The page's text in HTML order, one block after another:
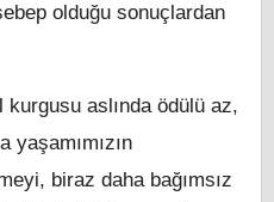
olduğu sonuçlardan
kurgusu aslında ödülü az,
yaşamımızın
biraz daha bağımsız